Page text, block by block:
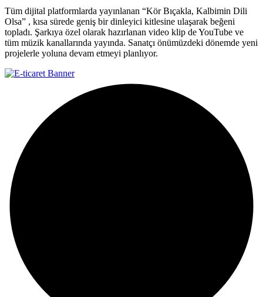
Tüm dijital platformlarda yayınlanan “Kör Bıçakla, Kalbimin Dili
Olsa” , kısa sürede geniş bir dinleyici kitlesine ulaşarak beğeni
topladı. Şarkıya özel olarak hazırlanan video klip de YouTube ve
tüm müzik kanallarında yayında. Sanatçı önümüzdeki dönemde yeni
projelerle yoluna devam etmeyi planlıyor.